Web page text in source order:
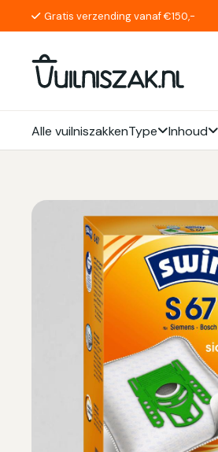
Gratis verzending vanaf €150,-
Alle vuilniszakkenType Inhoud